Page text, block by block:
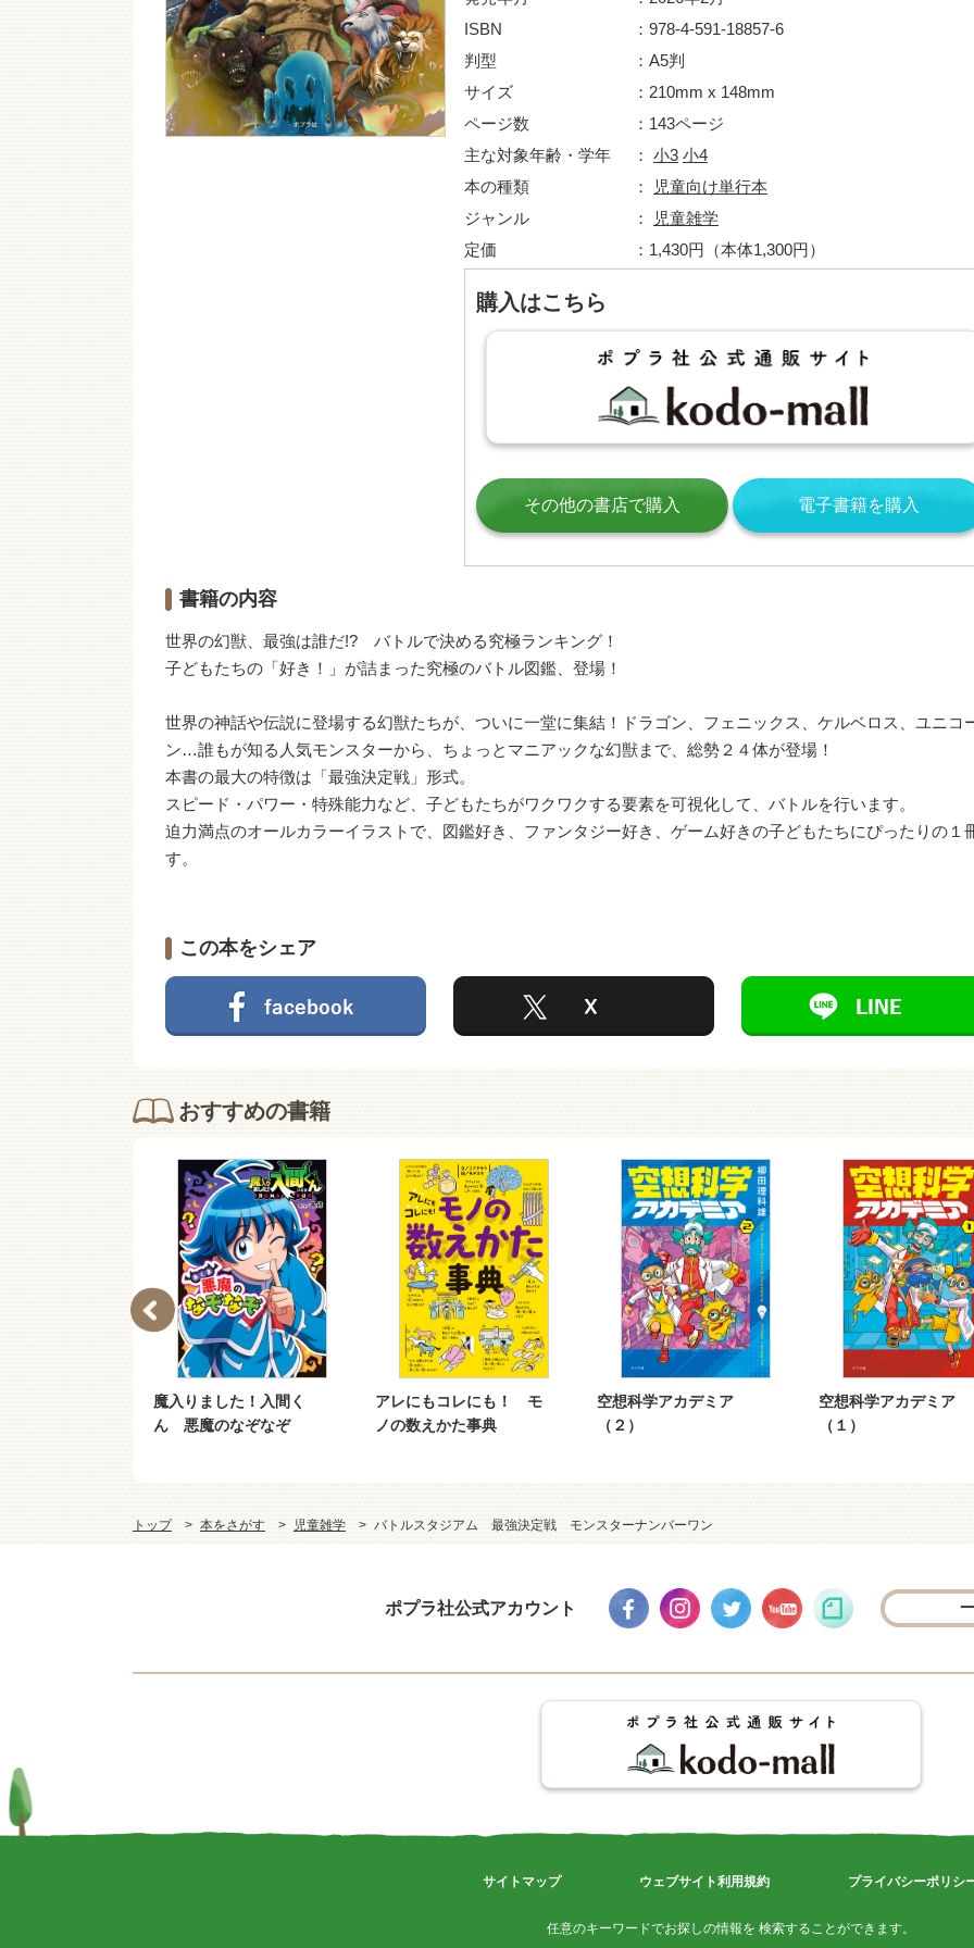
ISBN
978-4-591-18857-6
判型
A5判
サイズ
210mm x 148mm
ページ数
143ページ
主な対象年齢・学年
小3 小4
本の種類
児童向け単行本
ジャンル
児童雑学
定価
1,430円（本体1,300円）
購入はこちら
その他の書店で購入 電子書籍を購入
書籍の内容
世界の幻獣、最強は誰だ!? バトルで決める究極ランキング！
子どもたちの「好き！」が詰まった究極のバトル図鑑、登場！
世界の神話や伝説に登場する幻獣たちが、ついに一堂に集結！ドラゴン、フェニックス、ケルベロス、ユニコ
ン…誰もが知る人気モンスターから、ちょっとマニアックな幻獣まで、総勢２４体が登場！
本書の最大の特徴は「最強決定戦」形式。
スピード・パワー・特殊能力など、子どもたちがワクワクする要素を可視化して、バトルを行います。
迫力満点のオールカラーイラストで、図鑑好き、ファンタジー好き、ゲーム好きの子どもたちにぴったりの１
す。
この本をシェア
おすすめの書籍
魔入りました！入間く
ん 悪魔のなぞなぞ
アレにもコレにも！ モ
ノの数えかた事典
空想科学アカデミア
（２）
空想科学アカデミア
（１）
トップ 本をさがす 児童雑学 バトルスタジアム 最強決定戦 モンスターナンバーワン
ポプラ社公式アカウント
サイトマップ ウェブサイト利用規約 プライバシーポリシ
任意のキーワードでお探しの情報を 検索することができます。